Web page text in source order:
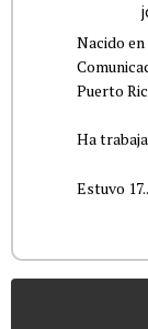
Nacido en
Puerto
Ha
Estuvo